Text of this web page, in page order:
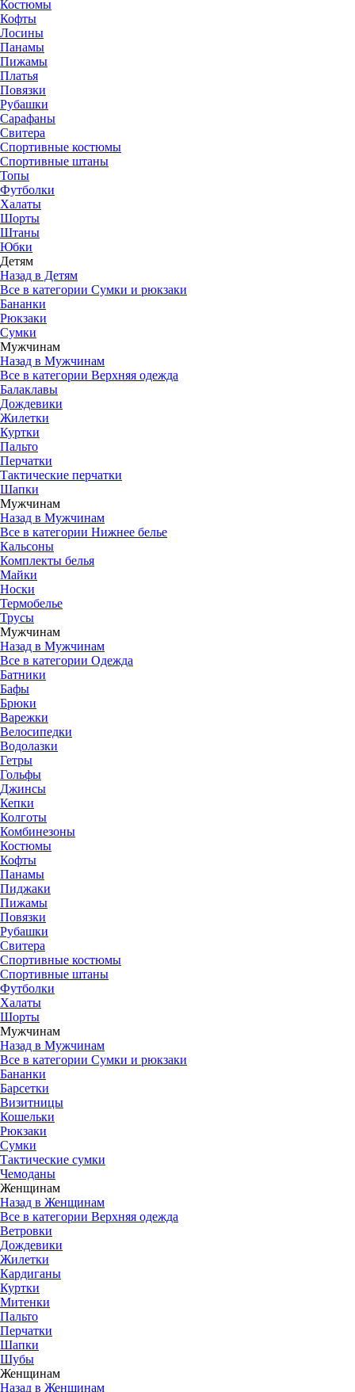
Костюмы
Кофты
Лосины
Панамы
Пижамы
Платья
Повязки
Рубашки
Сарафаны
Свитера
Спортивные костюмы
Спортивные штаны
Топы
Футболки
Халаты
Шорты
Штаны
Юбки
Детям
Назад в Детям
Все в категории Сумки и рюкзаки
Бананки
Рюкзаки
Сумки
Мужчинам
Назад в Мужчинам
Все в категории Верхняя одежда
Балаклавы
Дождевики
Жилетки
Куртки
Пальто
Перчатки
Тактические перчатки
Шапки
Мужчинам
Назад в Мужчинам
Все в категории Нижнее белье
Кальсоны
Комплекты белья
Майки
Носки
Термобелье
Трусы
Мужчинам
Назад в Мужчинам
Все в категории Одежда
Батники
Бафы
Брюки
Варежки
Велосипедки
Водолазки
Гетры
Гольфы
Джинсы
Кепки
Колготы
Комбинезоны
Костюмы
Кофты
Панамы
Пиджаки
Пижамы
Повязки
Рубашки
Свитера
Спортивные костюмы
Спортивные штаны
Футболки
Халаты
Шорты
Мужчинам
Назад в Мужчинам
Все в категории Сумки и рюкзаки
Бананки
Барсетки
Визитницы
Кошельки
Рюкзаки
Сумки
Тактические сумки
Чемоданы
Женщинам
Назад в Женщинам
Все в категории Верхняя одежда
Ветровки
Дождевики
Жилетки
Кардиганы
Куртки
Митенки
Пальто
Перчатки
Шапки
Шубы
Женщинам
Назад в Женщинам